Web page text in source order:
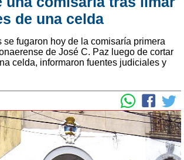
de una celda
se fugaron hoy de la comisaría primera
de José C. Paz luego de cortar
celda, informaron fuentes judiciales y